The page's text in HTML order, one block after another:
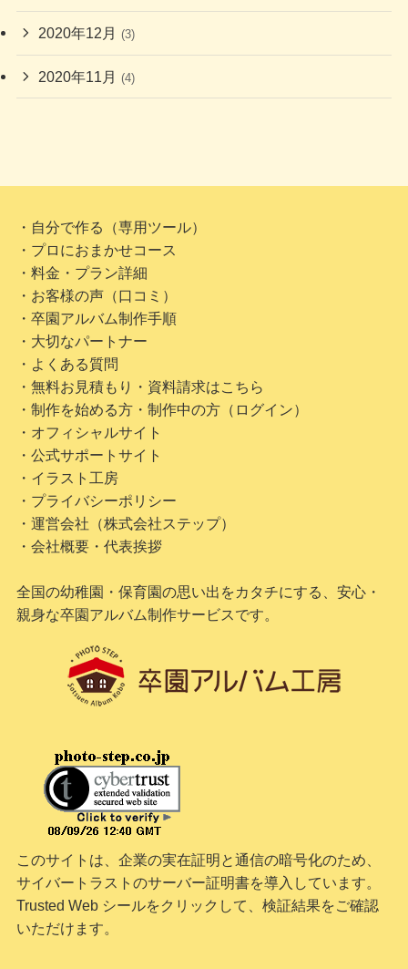
2020年12月 (3)
2020年11月 (4)
・自分で作る（専用ツール）
・プロにおまかせコース
・料金・プラン詳細
・お客様の声（口コミ）
・卒園アルバム制作手順
・大切なパートナー
・よくある質問
・無料お見積もり・資料請求はこちら
・制作を始める方・制作中の方（ログイン）
・オフィシャルサイト
・公式サポートサイト
・イラスト工房
・プライバシーポリシー
・運営会社（株式会社ステップ）
・会社概要・代表挨拶
全国の幼稚園・保育園の思い出をカタチにする、安心・
親身な卒園アルバム制作サービスです。
このサイトは、企業の実在証明と通信の暗号化のため、
サイバートラストのサーバー証明書を導入しています。
Trusted Web シールをクリックして、検証結果をご確認
いただけます。